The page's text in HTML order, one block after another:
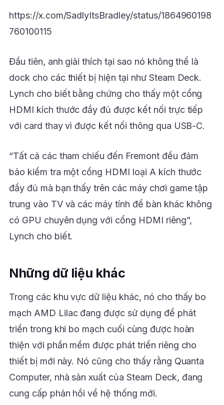
https://x.com/SadlyItsBradley/status/1864960198
760100115
Đầu tiên, anh giải thích tại sao nó không thể là
dock cho các thiết bị hiện tại như Steam Deck.
Lynch cho biết bằng chứng cho thấy một cổng
HDMI kích thước đầy đủ được kết nối trực tiếp
với card thay vì được kết nối thông qua USB-C.
“Tất cả các tham chiếu đến Fremont đều đảm
bảo kiểm tra một cổng HDMI loại A kích thước
đầy đủ mà bạn thấy trên các máy chơi game tập
trung vào TV và các máy tính để bàn khác không
có GPU chuyên dụng với cổng HDMI riêng”,
Lynch cho biết.
Những dữ liệu khác
Trong các khu vực dữ liệu khác, nó cho thấy bo
mạch AMD Lilac đang được sử dụng để phát
triển trong khi bo mạch cuối cùng được hoàn
thiện với phần mềm được phát triển riêng cho
thiết bị mới này. Nó cũng cho thấy rằng Quanta
Computer, nhà sản xuất của Steam Deck, đang
cung cấp phản hồi về hệ thống mới.